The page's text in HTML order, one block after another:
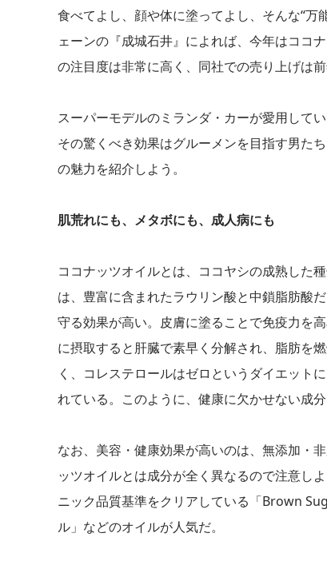
食べてよし、顔や体に塗ってよし、そんな“
ェーンの『成城石井』によれば、今年はココ
の注目度は非常に高く、同社での売り上げは
スーパーモデルのミランダ・カーが愛用して
その驚くべき効果はグルーメンを目指す男た
の魅力を紹介しよう。
肌荒れにも、メタボにも、成人病にも
ココナッツオイルとは、ココヤシの成熟した
は、豊富に含まれたラウリン酸と中鎖脂肪酸
守る効果が高い。皮膚に塗ることで免疫力を
に摂取すると肝臓で素早く分解され、脂肪を
く、コレステロールはゼロというダイエット
れている。このように、健康に欠かせない成
なお、美容・健康効果が高いのは、無添加・
ッツオイルとは成分が全く異なるので注意し
ニック品質基準をクリアしている「Brown
ル」などのオイルが人気だ。